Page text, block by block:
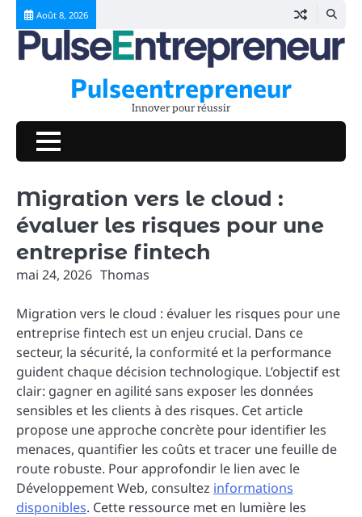
Skip
content
Août 8, 2026
Pulseentrepreneur
Innover pour réussir
Migration vers le cloud :
évaluer les risques pour une
entreprise fintech
mai 24, 2026 Thomas
Migration vers le cloud : évaluer les risques pour une
entreprise fintech est un enjeu crucial. Dans ce
secteur, la sécurité, la conformité et la performance
guident chaque décision technologique. L’objectif est
clair: gagner en agilité sans exposer les données
sensibles et les clients à des risques. Cet article
propose une approche concrète pour identifier les
menaces, quantifier les coûts et tracer une feuille de
route robuste. Pour approfondir le lien avec le
Développement Web, consultez informations
disponibles. Cette ressource met en lumière les